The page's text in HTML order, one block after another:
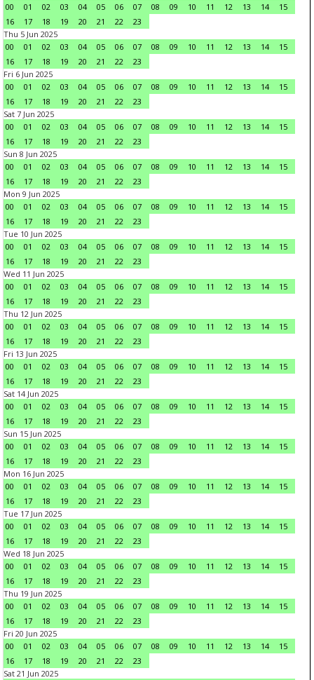
00
01 02 03 04 05 06 07 08 09 10 11 12 13 14
15
16
17 18 19 20 21 22
23
Thu 5 Jun 2025
00
01 02 03 04 05 06 07 08 09 10 11 12 13 14
15
16
17 18 19 20 21 22
23
Fri 6 Jun 2025
00
01 02 03 04 05 06 07 08 09 10 11 12 13 14
15
16
17 18 19 20 21 22
23
Sat 7 Jun 2025
00
01 02 03 04 05 06 07 08 09 10 11 12 13 14
15
16
17 18 19 20 21 22
23
Sun 8 Jun 2025
00
01 02 03 04 05 06 07 08 09 10 11 12 13 14
15
16
17 18 19 20 21 22
23
Mon 9 Jun 2025
00
01 02 03 04 05 06 07 08 09 10 11 12 13 14
15
16
17 18 19 20 21 22
23
Tue 10 Jun 2025
00
01 02 03 04 05 06 07 08 09 10 11 12 13 14
15
16
17 18 19 20 21 22
23
Wed 11 Jun 2025
00
01 02 03 04 05 06 07 08 09 10 11 12 13 14
15
16
17 18 19 20 21 22
23
Thu 12 Jun 2025
00
01 02 03 04 05 06 07 08 09 10 11 12 13 14
15
16
17 18 19 20 21 22
23
Fri 13 Jun 2025
00
01 02 03 04 05 06 07 08 09 10 11 12 13 14
15
16
17 18 19 20 21 22
23
Sat 14 Jun 2025
00
01 02 03 04 05 06 07 08 09 10 11 12 13 14
15
16
17 18 19 20 21 22
23
Sun 15 Jun 2025
00
01 02 03 04 05 06 07 08 09 10 11 12 13 14
15
16
17 18 19 20 21 22
23
Mon 16 Jun 2025
00
01 02 03 04 05 06 07 08 09 10 11 12 13 14
15
16
17 18 19 20 21 22
23
Tue 17 Jun 2025
00
01 02 03 04 05 06 07 08 09 10 11 12 13 14
15
16
17 18 19 20 21 22
23
Wed 18 Jun 2025
00
01 02 03 04 05 06 07 08 09 10 11 12 13 14
15
16
17 18 19 20 21 22
23
Thu 19 Jun 2025
00
01 02 03 04 05 06 07 08 09 10 11 12 13 14
15
16
17 18 19 20 21 22
23
Fri 20 Jun 2025
00
01 02 03 04 05 06 07 08 09 10 11 12 13 14
15
16
17 18 19 20 21 22
23
Sat 21 Jun 2025